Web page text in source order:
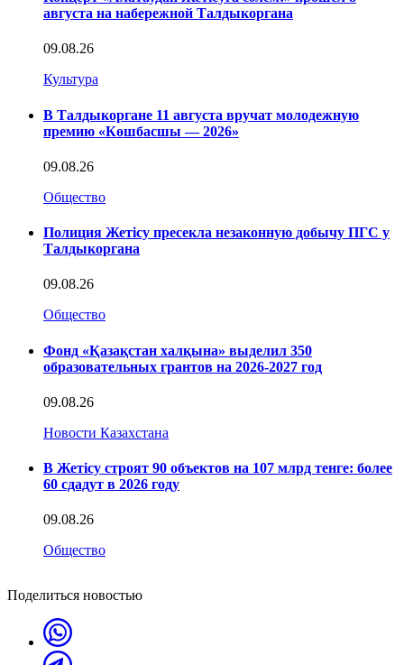
августа на набережной Талдыкоргана
09.08.26
Культура
В Талдыкоргане 11 августа вручат молодежную
премию «Көшбасшы — 2026»
09.08.26
Общество
Полиция Жетісу пресекла незаконную добычу ПГС у
Талдыкоргана
09.08.26
Общество
Фонд «Қазақстан халқына» выделил 350
образовательных грантов на 2026-2027 год
09.08.26
Новости Казахстана
В Жетісу строят 90 объектов на 107 млрд тенге: более
60 сдадут в 2026 году
09.08.26
Общество
Поделиться новостью